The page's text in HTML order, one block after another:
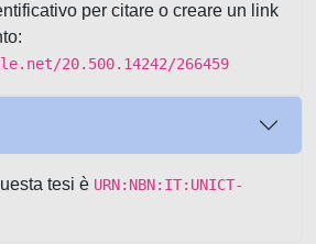
per citare o creare un link
20.500.14242/266459
tesi è URN:NBN:IT:UNICT-